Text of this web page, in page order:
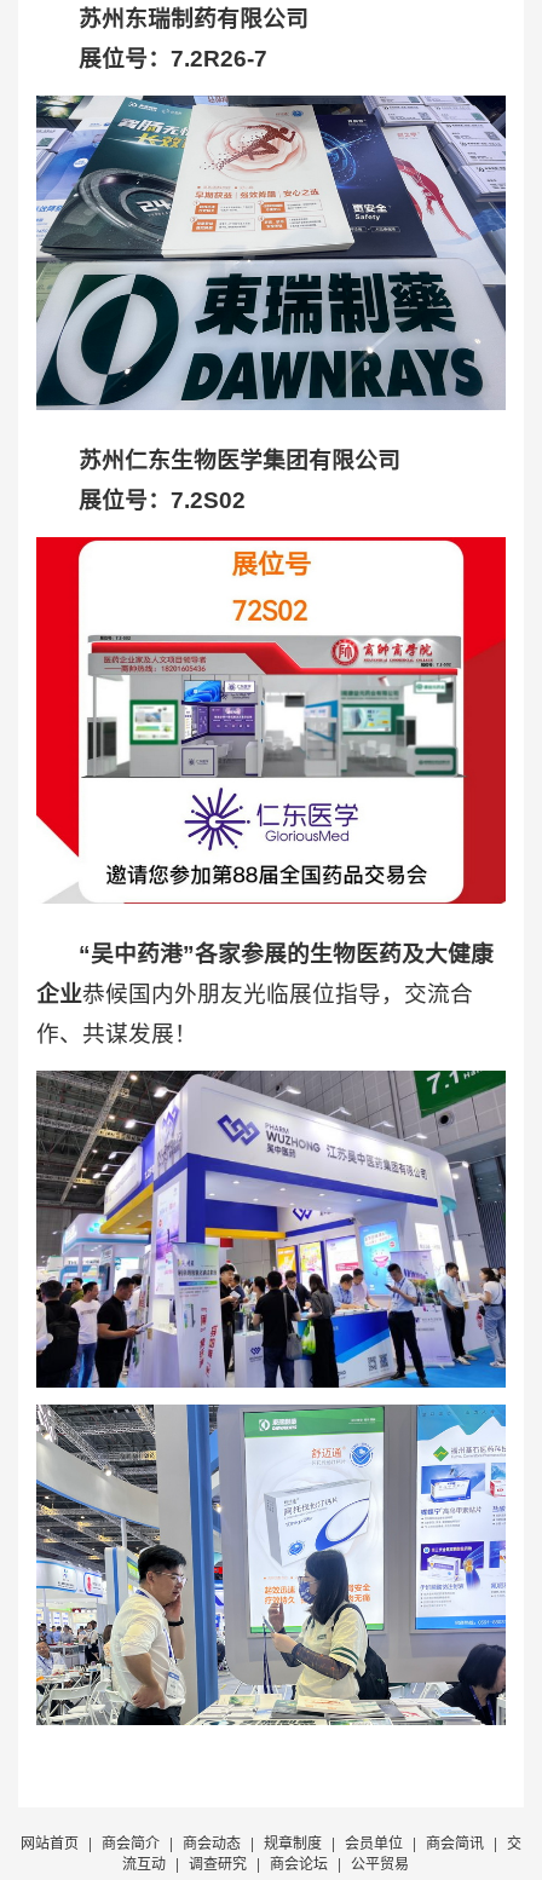
苏州东瑞制药有限公司
展位号：7.2R26-7
苏州仁东生物医学集团有限公司
展位号：7.2S02
“吴中药港”各家参展的生物医药及大健康
企业恭候国内外朋友光临展位指导，交流合
作、共谋发展！
网站首页 | 商会简介 | 商会动态 | 规章制度 | 会员单位 | 商会简讯 | 交
流互动 | 调查研究 | 商会论坛 | 公平贸易